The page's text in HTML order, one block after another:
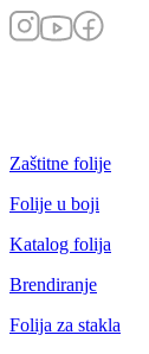
Zaštitne folije
Folije u boji
Katalog folija
Brendiranje
Folija za stakla